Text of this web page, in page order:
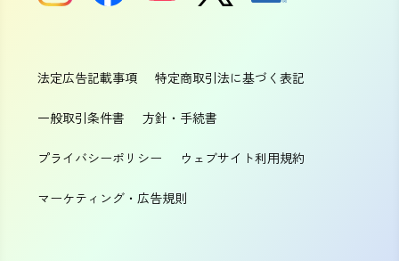
法定広告記載事項 特定商取引法に基づく表記
一般取引条件書 方針・手続書
プライバシーポリシー ウェブサイト利用規約
マーケティング・広告規則